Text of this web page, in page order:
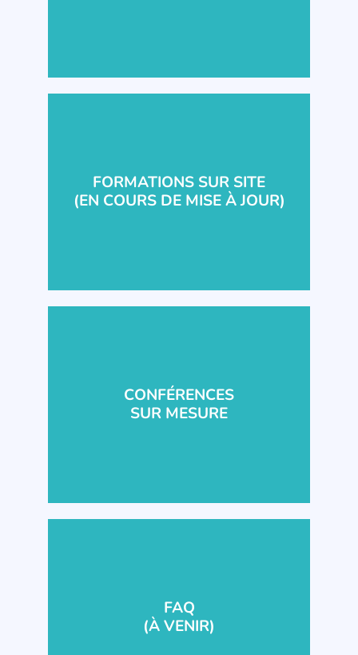
FORMATIONS SUR SITE
(EN COURS DE MISE À JOUR)
CONFÉRENCES
SUR MESURE
FAQ
(À VENIR)